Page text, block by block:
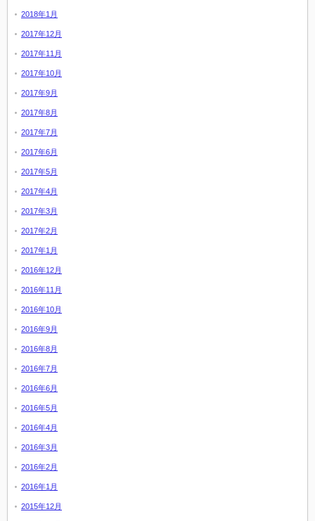
2018年1月
2017年12月
2017年11月
2017年10月
2017年9月
2017年8月
2017年7月
2017年6月
2017年5月
2017年4月
2017年3月
2017年2月
2017年1月
2016年12月
2016年11月
2016年10月
2016年9月
2016年8月
2016年7月
2016年6月
2016年5月
2016年4月
2016年3月
2016年2月
2016年1月
2015年12月